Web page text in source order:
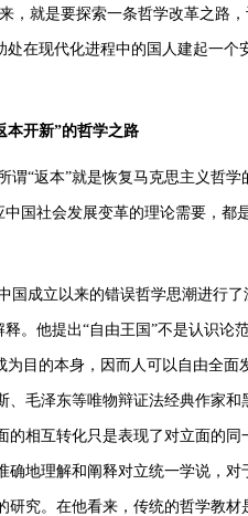
，就是要探索一条哲学改革之路
在现代化进程中的国人建起一
本开新”的哲学之路
谓“返本”就是恢复马克思主义哲
国社会发展变革的理论需要，
国成立以来的错误哲学思潮进行
。他提出“自由王国”不是认识论
目的本身，因而人可以自由全
毛泽东等唯物辩证法经典作家
相互转化只是表现了对立面的
地理解和阐释对立统一学说，
究。在他看来，传统的哲学教